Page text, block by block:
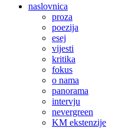
naslovnica
proza
poezija
esej
vijesti
kritika
fokus
o nama
panorama
intervju
nevergreen
KM ekstenzije